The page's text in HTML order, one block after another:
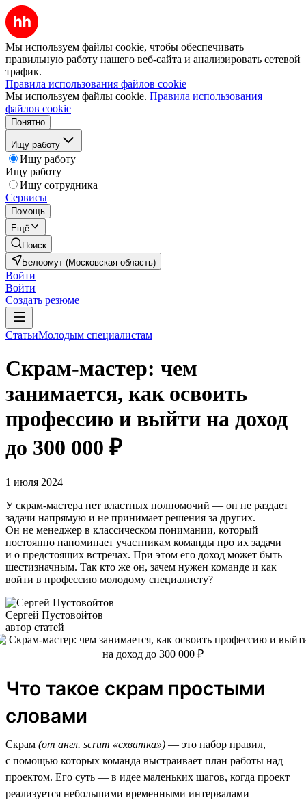
Мы используем файлы cookie, чтобы обеспечивать
правильную работу нашего веб-сайта и анализировать сетевой
трафик.
Правила использования файлов cookie
Мы используем файлы cookie. Правила использования
файлов cookie
Понятно
Ищу работу
Ищу работу
Ищу работу
Ищу сотрудника
Сервисы
Помощь
Ещё
Поиск
Белоомут (Московская область)
Войти
Войти
Создать резюме
СтатьиМолодым специалистам
Скрам-мастер: чем
занимается, как освоить
профессию и выйти на доход
до 300 000 ₽
1 июля 2024
У скрам-мастера нет властных полномочий — он не раздает
задачи напрямую и не принимает решения за других.
Он не менеджер в классическом понимании, который
постоянно напоминает участникам команды про их задачи
и о предстоящих встречах. При этом его доход может быть
шестизначным. Так кто же он, зачем нужен команде и как
войти в профессию молодому специалисту?
Сергей Пустовойтов
автор статей
Что такое скрам простыми
словами
Скрам (от англ. scrum «схватка») — это набор правил,
с помощью которых команда выстраивает план работы над
проектом. Его суть — в идее маленьких шагов, когда проект
реализуется небольшими временными интервалами